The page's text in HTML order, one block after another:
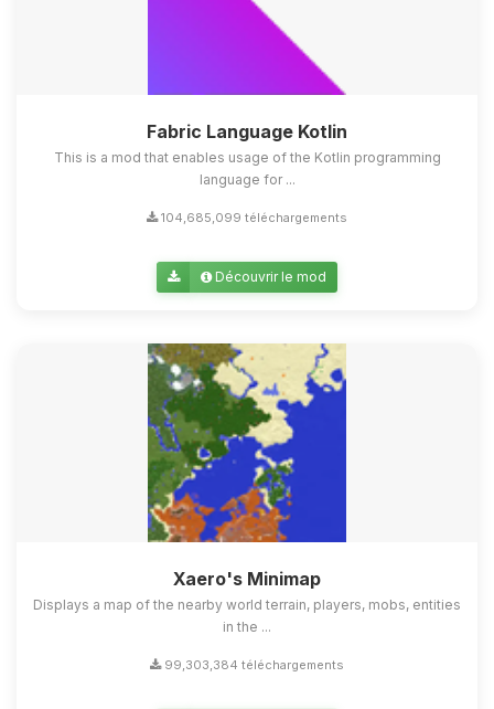
Fabric Language Kotlin
This is a mod that enables usage of the Kotlin programming
language for ...
104,685,099 téléchargements
Découvrir le mod
Xaero's Minimap
Displays a map of the nearby world terrain, players, mobs, entities
in the ...
99,303,384 téléchargements